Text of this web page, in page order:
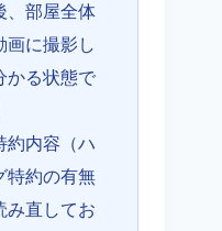
、部屋全体
画に撮影し
かる状態で
約内容（ハ
特約の有無
み直してお